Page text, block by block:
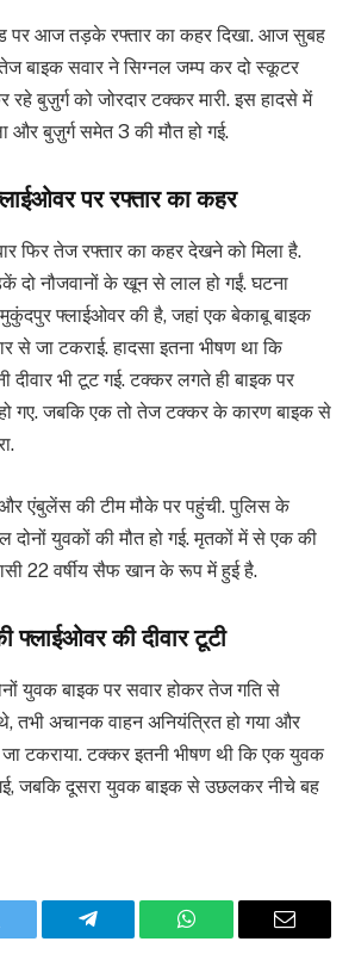
पर आज तड़के रफ्तार का कहर दिखा. आज सुबह
बाइक सवार ने सिग्नल जम्प कर दो स्कूटर
बुज़ुर्ग को जोरदार टक्कर मारी. इस हादसे में
और बुज़ुर्ग समेत 3 की मौत हो गई.
पर रफ्तार का कहर
फिर तेज रफ्तार का कहर देखने को मिला है.
दो नौजवानों के खून से लाल हो गईं. घटना
फ्लाईओवर की है, जहां एक बेकाबू बाइक
से जा टकराई. हादसा इतना भीषण था कि
दीवार भी टूट गई. टक्कर लगते ही बाइक पर
गए. जबकि एक तो तेज टक्कर के कारण बाइक से
एंबुलेंस की टीम मौके पर पहुंची. पुलिस के
दोनों युवकों की मौत हो गई. मृतकों में से एक की
22 वर्षीय सैफ खान के रूप में हुई है.
फ्लाईओवर की दीवार टूटी
युवक बाइक पर सवार होकर तेज गति से
तभी अचानक वाहन अनियंत्रित हो गया और
टकराया. टक्कर इतनी भीषण थी कि एक युवक
गई, जबकि दूसरा युवक बाइक से उछलकर नीचे बह
Telegram WhatsApp Email